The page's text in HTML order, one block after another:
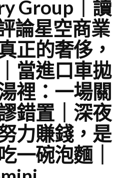
Group｜讀
論星空商業
正的奢侈，
當進口車拋
裡：一場關
錯置｜深夜
力賺錢，是
一碗泡麵｜